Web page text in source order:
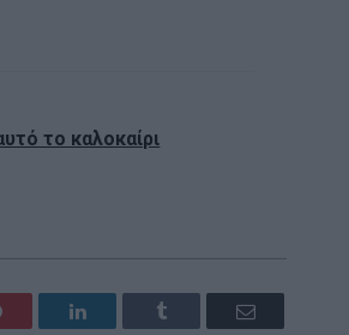
το καλοκαίρι
Pinterest LinkedIn Tumblr Email